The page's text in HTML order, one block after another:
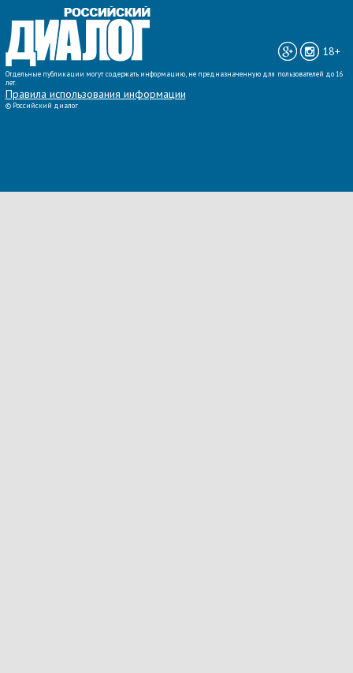
ВСЕ НОВОСТИ »
18+
Отдельные публикации могут содержать информацию, не предназначенную для пользователей до 16
лет.
Правила использования информации
© Российский диалог